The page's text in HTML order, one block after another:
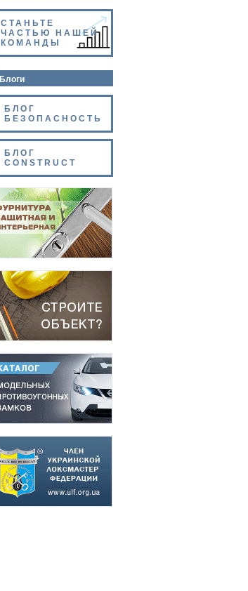
СТАНЬТЕ
ЧАСТЬЮ НАШЕЙ
КОМАНДЫ
Блоги
БЛОГ
БЕЗОПАСНОСТЬ
БЛОГ
CONSTRUCT